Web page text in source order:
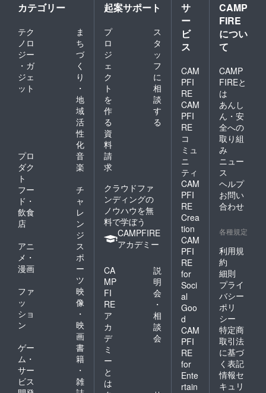
カテゴリー
テク
ノロ
ジー
・ガ
ジェ
ット
ま
ち
づ
く
り
・
地
域
活
性
化
プロ
ダク
ト
音
楽
フー
ド・
飲食
店
チ
ャ
レ
ン
ジ
アニ
メ・
漫画
ス
ポ
ー
ツ
ファ
ッ
ショ
ン
映
像
・
映
画
ゲー
ム・
サー
ビス
書
籍
・
雑
起案サポート
プ
ロ
ジ
ェ
ク
ト
を
作
る
ス
タ
ッ
フ
に
相
談
す
る
資
料
請
求
クラウドファ
ンディングの
ノウハウを無
料で学ぼう
CAMPFIRE
アカデミー
CA
MP
FI
RE
ア
カ
デ
ミ
ー
と
は
説
明
会
・
相
談
会
サ
ー
ビ
ス
CAM
PFI
RE
CAM
PFI
RE
コ
ミュ
ニ
ティ
CAM
PFI
RE
Crea
tion
CAM
PFI
RE
for
Soci
al
Goo
d
CAM
PFI
RE
for
Ente
rtain
CAMP
FIRE
につい
て
CAMP
FIREと
は
あんし
ん・安
全への
取り組
み
ニュー
ス
ヘルプ
お問い
合わせ
各種規定
利用規
約
細則
プライ
バシー
ポリ
シー
特定商
取引法
に基づ
く表記
情報セ
キュリ